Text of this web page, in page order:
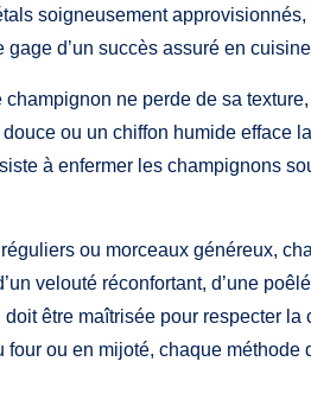
soigneusement
d’un succès assuré en
ne perde de sa
ou un chiffon humide efface
à enfermer les champignons
ou morceaux généreux,
velouté réconfortant, d’une
être maîtrisée pour respecter
four ou en mijoté, chaque méthode